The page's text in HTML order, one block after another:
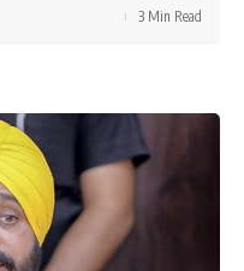
3 Min Read